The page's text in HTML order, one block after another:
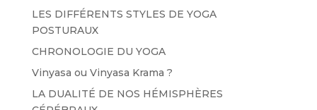
LES DIFFÉRENTS STYLES DE YOGA
POSTURAUX
CHRONOLOGIE DU YOGA
Vinyasa ou Vinyasa Krama ?
LA DUALITÉ DE NOS HÉMISPHÈRES